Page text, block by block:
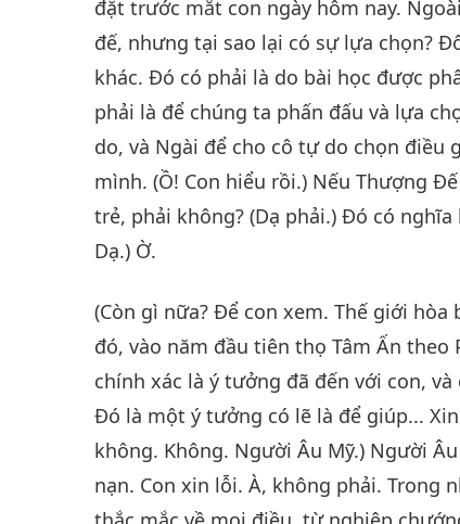
đặt trước mắt con ngày hôm nay.
đế, nhưng tại sao lại có sự lựa chọn?
khác. Đó có phải là do bài học được
phải là để chúng ta phấn đấu và lựa
do, và Ngài để cho cô tự do chọn điều
mình. (Ồ! Con hiểu rồi.) Nếu Thượng
trẻ, phải không? (Dạ phải.) Đó có
Dạ.) Ờ.
(Còn gì nữa? Để con xem. Thế giới
đó, vào năm đầu tiên thọ Tâm Ấn
chính xác là ý tưởng đã đến với con,
Đó là một ý tưởng có lẽ là để giúp...
không. Không. Người Âu Mỹ.) Người
nạn. Con xin lỗi. À, không phải. Trong